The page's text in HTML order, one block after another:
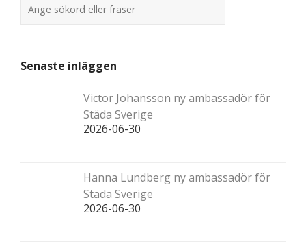
Senaste inläggen
Victor Johansson ny ambassadör för
Städa Sverige
2026-06-30
Hanna Lundberg ny ambassadör för
Städa Sverige
2026-06-30